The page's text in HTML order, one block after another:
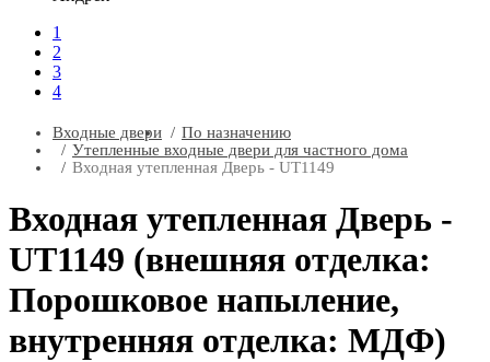
1
2
3
4
Входные двери
По назначению
Утепленные входные двери для частного дома
Входная утепленная Дверь - UT1149
Входная утепленная Дверь -
UT1149 (внешняя отделка:
Порошковое напыление,
внутренняя отделка: МДФ)